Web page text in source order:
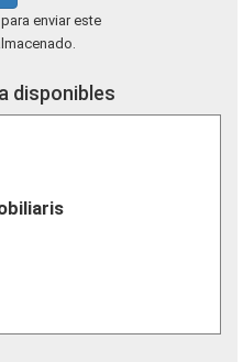
enviar este
disponibles